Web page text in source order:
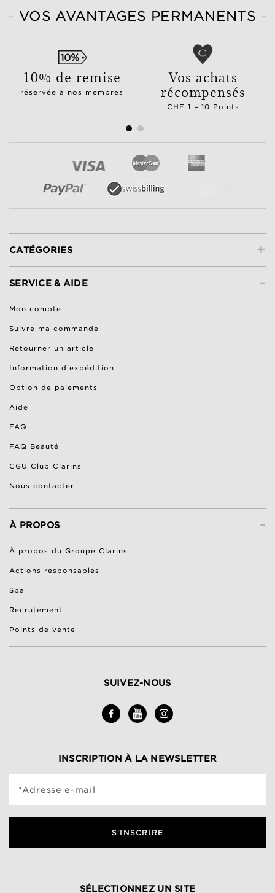
VOS AVANTAGES PERMANENTS
10% de remise
réservée à nos membres
Vos achats
récompensés
CHF 1 = 10 Points
+
CATÉGORIES
-
SERVICE & AIDE
Mon compte
Suivre ma commande
Retourner un article
Information d'expédition
Option de paiements
Aide
FAQ
FAQ Beauté
CGU Club Clarins
Nous contacter
-
À PROPOS
À propos du Groupe Clarins
Actions responsables
Spa
Recrutement
Points de vente
SUIVEZ-NOUS
INSCRIPTION À LA NEWSLETTER
*Adresse e-mail
S'INSCRIRE
SÉLECTIONNEZ UN SITE